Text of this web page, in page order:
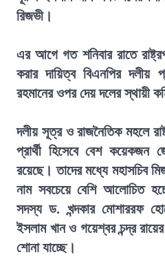
রিজভী।
এর আগে গত শনিবার রাতে
করার দায়িত্ব বিএনপির দলীয়
রহমানের ওপর দেয় দলের স্থায়ী
দলীয় সূত্র ও রাজনৈতিক মহলে
প্রার্থী হিসেবে বেশ কয়েকজন
রয়েছে। তাদের মধ্যে মহাসচিব
নাম সবচেয়ে বেশি আলোচিত
সদস্য ড. খন্দকার মোশাররফ
ইসলাম খান ও গয়েশ্বর চন্দ্র
শোনা যাচ্ছে।